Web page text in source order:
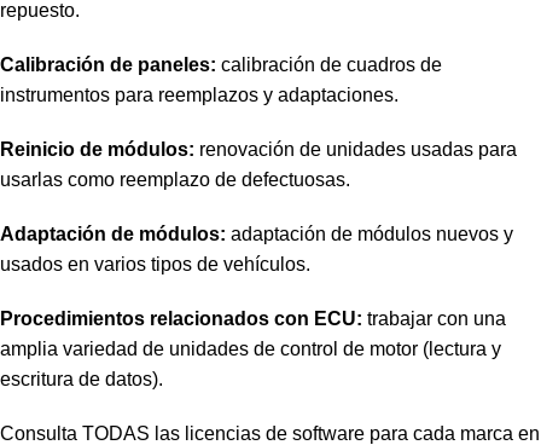
repuesto.
Calibración de paneles: calibración de cuadros de
instrumentos para reemplazos y adaptaciones.
Reinicio de módulos: renovación de unidades usadas para
usarlas como reemplazo de defectuosas.
Adaptación de módulos: adaptación de módulos nuevos y
usados en varios tipos de vehículos.
Procedimientos relacionados con ECU: trabajar con una
amplia variedad de unidades de control de motor (lectura y
escritura de datos).
Consulta TODAS las licencias de software para cada marca en